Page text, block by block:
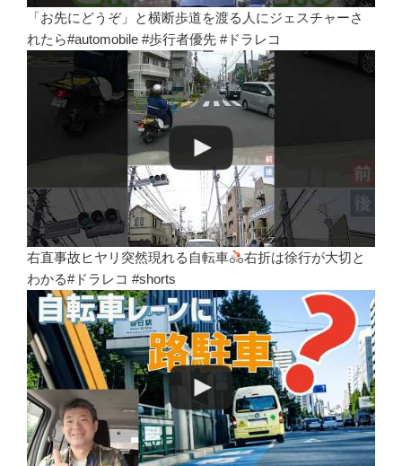
「お先にどうぞ」と横断歩道を渡る人にジェスチャーさ
れたら#automobile #歩行者優先 #ドラレコ
右直事故ヒヤリ突然現れる自転車
右折は徐行が大切と
わかる#ドラレコ #shorts